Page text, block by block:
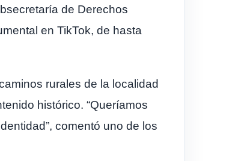
de Derechos
en TikTok, de hasta
rurales de la localidad
histórico. “Queríamos
comentó uno de los